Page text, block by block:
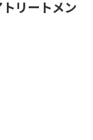
リートメン